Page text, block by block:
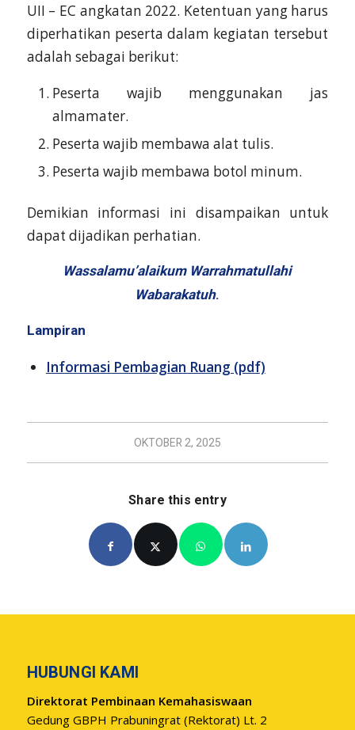
UII – EC angkatan 2022. Ketentuan yang harus
diperhatikan peserta dalam kegiatan tersebut
adalah sebagai berikut:
Peserta wajib menggunakan jas
almamater.
Peserta wajib membawa alat tulis.
Peserta wajib membawa botol minum.
Demikian informasi ini disampaikan untuk
dapat dijadikan perhatian.
Wassalamu’alaikum Warrahmatullahi
Wabarakatuh.
Lampiran
Informasi Pembagian Ruang (pdf)
OKTOBER 2, 2025
Share this entry
HUBUNGI KAMI
Direktorat Pembinaan Kemahasiswaan
Gedung GBPH Prabuningrat (Rektorat) Lt. 2